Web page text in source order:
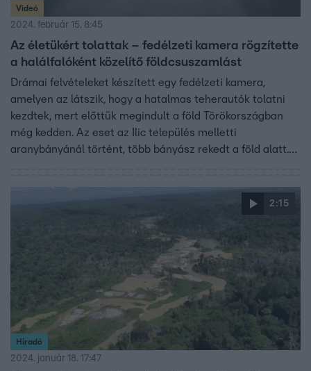
Videó
2024. február 15. 8:45
Az életükért tolattak – fedélzeti kamera rögzítette
a halálfalóként közelítő földcsuszamlást
Drámai felvételeket készített egy fedélzeti kamera,
amelyen az látszik, hogy a hatalmas teherautók tolatni
kezdtek, mert előttük megindult a föld Törökországban
még kedden. Az eset az Ilic település melletti
aranybányánál történt, több bányász rekedt a föld alatt.
2:15
Híradó
2024. január 18. 17:47